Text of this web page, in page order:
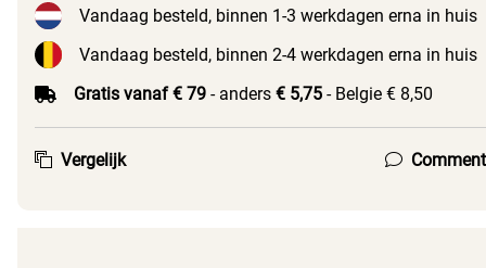
Vandaag besteld, binnen 1-3 werkdagen erna in huis
Vandaag besteld, binnen 2-4 werkdagen erna in huis
Gratis vanaf € 79 - anders € 5,75 - Belgie € 8,50
Vergelijk Comment